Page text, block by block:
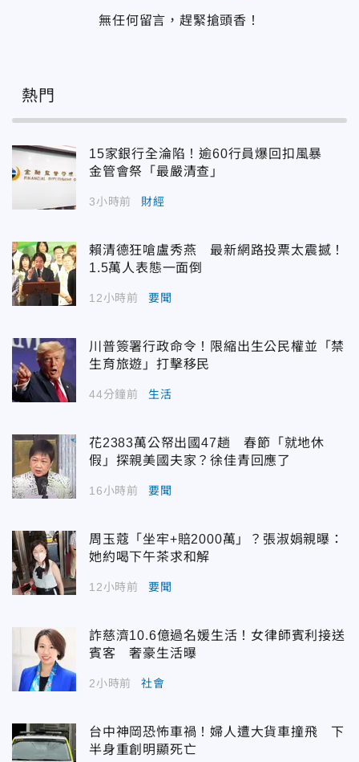
無任何留言，趕緊搶頭香！
熱門
15家銀行全淪陷！逾60行員爆回扣風暴
金管會祭「最嚴清查」
3小時前 財經
賴清德狂嗆盧秀燕 最新網路投票太震撼！
1.5萬人表態一面倒
12小時前 要聞
川普簽署行政命令！限縮出生公民權並「禁
生育旅遊」打擊移民
44分鐘前 生活
花2383萬公帑出國47趟 春節「就地休
假」探親美國夫家？徐佳青回應了
16小時前 要聞
周玉蔻「坐牢+賠2000萬」？張淑娟親曝：
她約喝下午茶求和解
12小時前 要聞
詐慈濟10.6億過名媛生活！女律師賓利接送
賓客 奢豪生活曝
2小時前 社會
台中神岡恐怖車禍！婦人遭大貨車撞飛 下
半身重創明顯死亡